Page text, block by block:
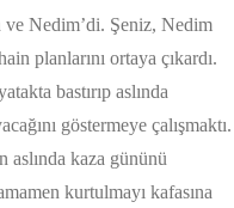
Nedim’di. Şeniz, Nedim
planlarını ortaya çıkardı.
bastırıp aslında
göstermeye çalışmaktı.
kaza gününü
kurtulmayı kafasına